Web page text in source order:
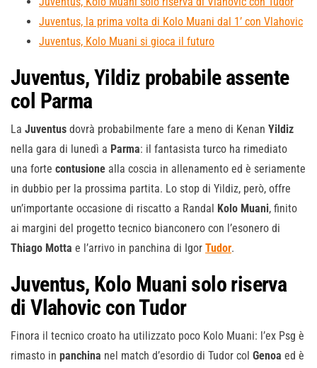
Juventus, la prima volta di Kolo Muani dal 1’ con Vlahovic
Juventus, Kolo Muani si gioca il futuro
Juventus, Yildiz probabile assente
col Parma
La Juventus dovrà probabilmente fare a meno di Kenan Yildiz
nella gara di lunedì a Parma: il fantasista turco ha rimediato
una forte contusione alla coscia in allenamento ed è seriamente
in dubbio per la prossima partita. Lo stop di Yildiz, però, offre
un’importante occasione di riscatto a Randal Kolo Muani, finito
ai margini del progetto tecnico bianconero con l’esonero di
Thiago Motta e l’arrivo in panchina di Igor Tudor.
Juventus, Kolo Muani solo riserva
di Vlahovic con Tudor
Finora il tecnico croato ha utilizzato poco Kolo Muani: l’ex Psg è
rimasto in panchina nel match d’esordio di Tudor col Genoa ed è